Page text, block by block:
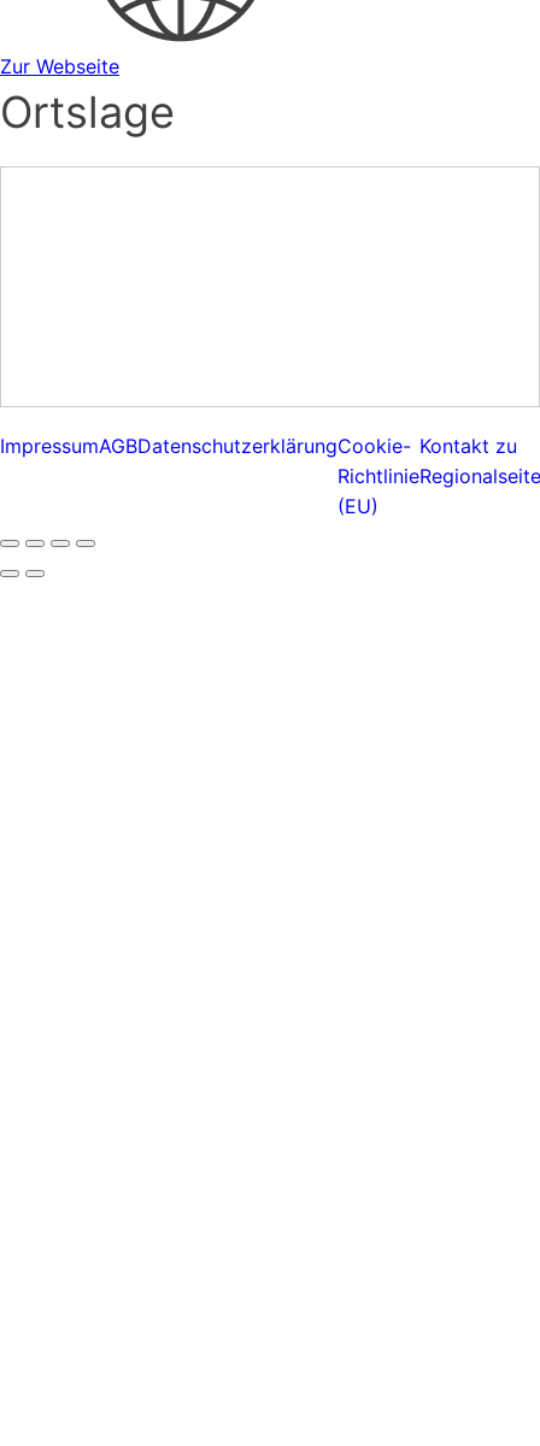
Zur Webseite
Ortslage
ImpressumAGBDatenschutzerklärungCookie-
Richtlinie
(EU)
Kontakt zu